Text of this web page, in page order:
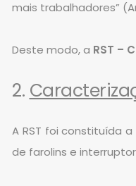
mais trabalhadores”
Deste modo, a RST –
2.
A RST foi constituída
de farolins e